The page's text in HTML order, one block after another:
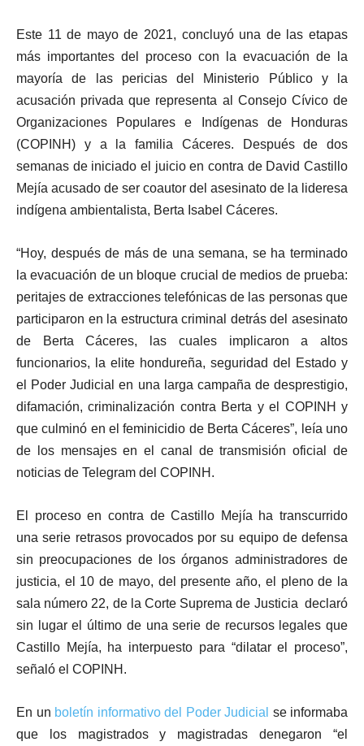
Este 11 de mayo de 2021, concluyó una de las etapas
más importantes del proceso con la evacuación de la
mayoría de las pericias del Ministerio Público y la
acusación privada que representa al Consejo Cívico de
Organizaciones Populares e Indígenas de Honduras
(COPINH) y a la familia Cáceres. Después de dos
semanas de iniciado el juicio en contra de David Castillo
Mejía acusado de ser coautor del asesinato de la lideresa
indígena ambientalista, Berta Isabel Cáceres.
“Hoy, después de más de una semana, se ha terminado
la evacuación de un bloque crucial de medios de prueba:
peritajes de extracciones telefónicas de las personas que
participaron en la estructura criminal detrás del asesinato
de Berta Cáceres, las cuales implicaron a altos
funcionarios, la elite hondureña, seguridad del Estado y
el Poder Judicial en una larga campaña de desprestigio,
difamación, criminalización contra Berta y el COPINH y
que culminó en el feminicidio de Berta Cáceres”, leía uno
de los mensajes en el canal de transmisión oficial de
noticias de Telegram del COPINH.
El proceso en contra de Castillo Mejía ha transcurrido
una serie retrasos provocados por su equipo de defensa
sin preocupaciones de los órganos administradores de
justicia, el 10 de mayo, del presente año, el pleno de la
sala número 22, de la Corte Suprema de Justicia declaró
sin lugar el último de una serie de recursos legales que
Castillo Mejía, ha interpuesto para “dilatar el proceso”,
señaló el COPINH.
En un boletín informativo del Poder Judicial se informaba
que los magistrados y magistradas denegaron “el